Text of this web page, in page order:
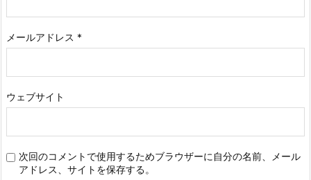
メールアドレス *
ウェブサイト
次回のコメントで使用するためブラウザーに自分の名前、メール
アドレス、サイトを保存する。